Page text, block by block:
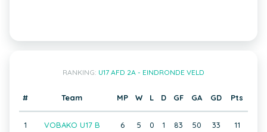
RANKING: U17 AFD 2A - EINDRONDE VELD
# Team MP W L D GF GA GD Pts
1 VOBAKO U17 B 6 5 0 1 83 50 33 11